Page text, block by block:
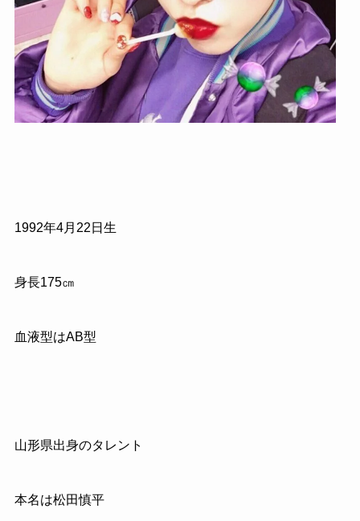
1992年4月 22 日生
身長175㎝
血液型はAB型
山形県出身のタレント
本名は松田慎平